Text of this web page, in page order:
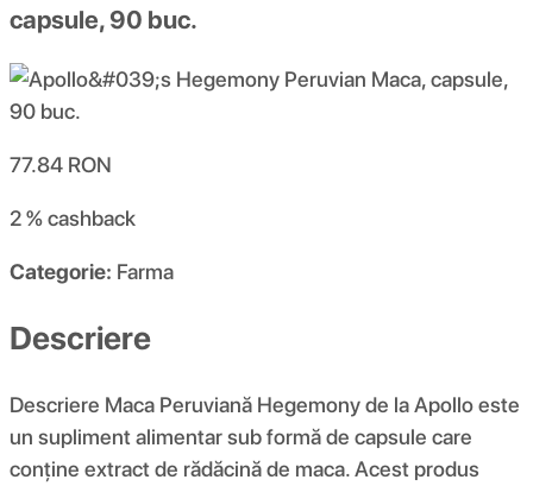
capsule, 90 buc.
77.84 RON
2 %cashback
Categorie: Farma
Descriere
Descriere Maca Peruviană Hegemony de la Apollo este
un supliment alimentar sub formă de capsule care
conține extract de rădăcină de maca. Acest produs